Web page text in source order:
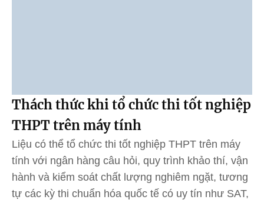
Thách thức khi tổ chức thi tốt nghiệp
THPT trên máy tính
Liệu có thể tổ chức thi tốt nghiệp THPT trên máy
tính với ngân hàng câu hỏi, quy trình khảo thí, vận
hành và kiểm soát chất lượng nghiêm ngặt, tương
tự các kỳ thi chuẩn hóa quốc tế có uy tín như SAT,